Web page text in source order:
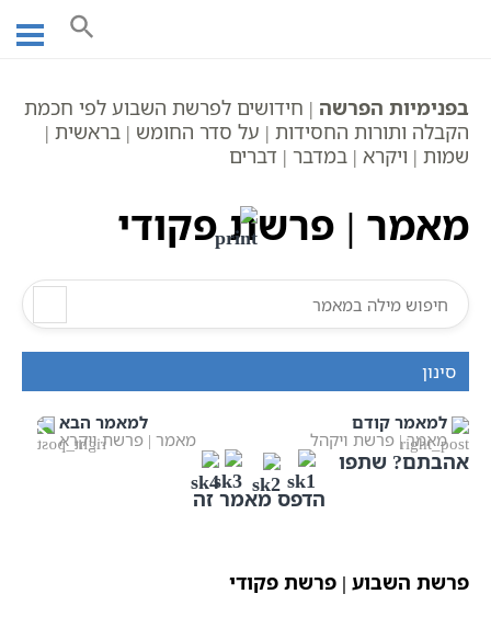
חומש שמות | מאמרים
בפנימיות הפרשה | חידושים לפרשת השבוע לפי חכמת
הקבלה ותורות החסידות | על סדר החומש | בראשית |
שמות | ויקרא | במדבר | דברים
מאמר | פרשת פקודי
פרשת השבוע | פרשת פקודי
סינון
למאמר קודם
מאמר | פרשת ויקהל
למאמר הבא
מאמר | פרשת ויקרא
אהבתם? שתפו
הדפס מאמר זה